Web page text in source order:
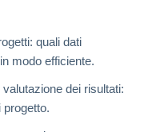
quali dati
modo efficiente.
dei risultati: